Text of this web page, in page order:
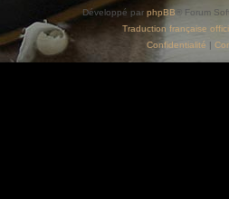
Développé par phpBB ® Forum
Traduction française
Confidentialité |